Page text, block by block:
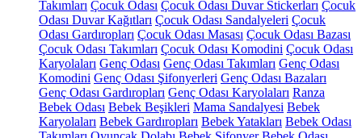
Takımları Çocuk Odası Çocuk Odası Duvar Stickerları Çocuk
Odası Duvar Kağıtları Çocuk Odası Sandalyeleri Çocuk
Odası Gardıropları Çocuk Odası Masası Çocuk Odası Bazası
Çocuk Odası Takımları Çocuk Odası Komodini Çocuk Odası
Karyolaları Genç Odası Genç Odası Takımları Genç Odası
Komodini Genç Odası Şifonyerleri Genç Odası Bazaları
Genç Odası Gardıropları Genç Odası Karyolaları Ranza
Bebek Odası Bebek Beşikleri Mama Sandalyesi Bebek
Karyolaları Bebek Gardıropları Bebek Yatakları Bebek Odası